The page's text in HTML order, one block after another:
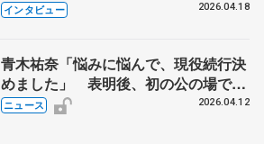
インタビュー 2026.04.18
青木祐奈「悩みに悩んで、現役続行決
めました」 表明後、初の公の場で思
い語る
ニュース 2026.04.12